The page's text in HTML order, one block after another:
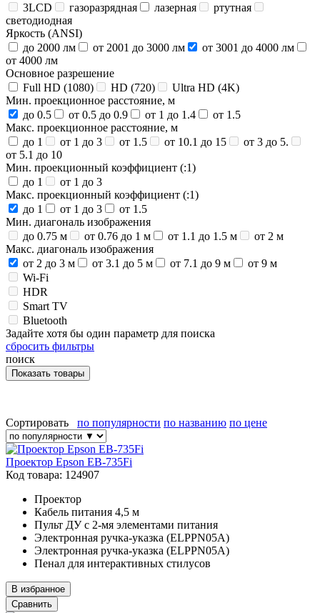
3LCD
газоразрядная лазерная
ртутная
светодиодная
Яркость (ANSI)
до 2000 лм
от 2001 до 3000 лм
от 3001 до 4000 лм
от 4000 лм
Основное разрешение
Full HD (1080)
HD (720)
Ultra HD (4K)
Мин. проекционное расстояние, м
до 0.5
от 0.5 до 0.9 от 1 до 1.4
от 1.5
Макс. проекционное расстояние, м
до 1
от 1 до 3 от 1.5 от 10.1 до 15
от 3 до 5.
от 5.1 до 10
Мин. проекционный коэффициент (:1)
до 1
от 1 до 3
Макс. проекционный коэффициент (:1)
до 1
от 1 до 3
от 1.5
Мин. диагональ изображения
до 0.75 м
от 0.76 до 1 м от 1.1 до 1.5 м
от 2 м
Макс. диагональ изображения
от 2 до 3 м
от 3.1 до 5 м от 7.1 до 9 м
от 9 м
Wi-Fi
HDR
Smart TV
Bluetooth
Задайте хотя бы один параметр для поиска
сбросить фильтры
поиск
Сортировать по популярности по названию по цене
Проектор Epson EB-735Fi
Код товара: 124907
Проектор
Кабель питания 4,5 м
Пульт ДУ с 2-мя элементами питания
Электронная ручка-указка (ELPPN05A)
Электронная ручка-указка (ELPPN05A)
Пенал для интерактивных стилусов
В избранное
Сравнить